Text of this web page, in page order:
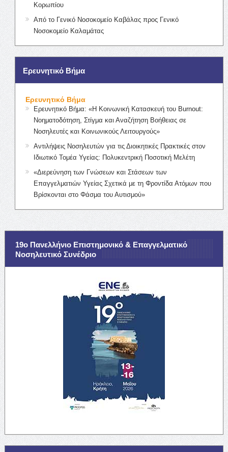
Κορωπίου
Από το Γενικό Νοσοκομείο Καβάλας προς Γενικό
Νοσοκομείο Καλαμάτας
Ερευνητικό Βήμα
Ερευνητικό Βήμα
Ερευνητικό Βήμα: «Η Κοινωνική Κατασκευή του Burnout:
Νοηματοδότηση, Στίγμα και Αναζήτηση Βοήθειας σε
Νοσηλευτές και Κοινωνικούς Λειτουργούς»
Αντιλήψεις Νοσηλευτών για τις Διοικητικές Πρακτικές στον
Ιδιωτικό Τομέα Υγείας: Πολυκεντρική Ποσοτική Μελέτη
«Διερεύνηση των Γνώσεων και Στάσεων των
Επαγγελματιών Υγείας Σχετικά με τη Φροντίδα Ατόμων που
Βρίσκονται στο Φάσμα του Αυτισμού»
19ο Πανελλήνιο Επιστημονικό & Επαγγελματικό
Νοσηλευτικό Συνέδριο